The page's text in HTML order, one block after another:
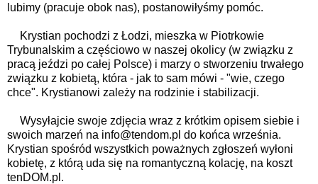
lubimy (pracuje obok nas), postanowiłyśmy pomóc.
Krystian pochodzi z Łodzi, mieszka w Piotrkowie
Trybunalskim a częściowo w naszej okolicy (w związku z
pracą jeździ po całej Polsce) i marzy o stworzeniu trwałego
związku z kobietą, która - jak to sam mówi - "wie, czego
chce". Krystianowi zależy na rodzinie i stabilizacji.
Wysyłajcie swoje zdjęcia wraz z krótkim opisem siebie i
swoich marzeń na info@tendom.pl do końca września.
Krystian spośród wszystkich poważnych zgłoszeń wyłoni
kobietę, z którą uda się na romantyczną kolację, na koszt
tenDOM.pl.